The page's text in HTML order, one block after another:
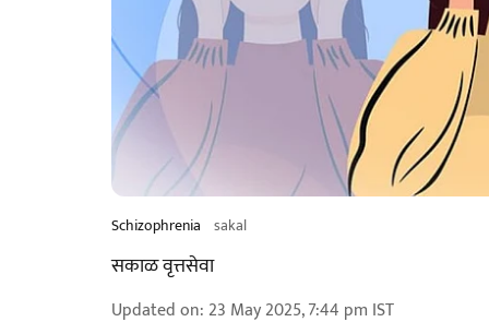
Schizophrenia sakal
सकाळ वृत्तसेवा
Updated on: 23 May 2025, 7:44 pm IST